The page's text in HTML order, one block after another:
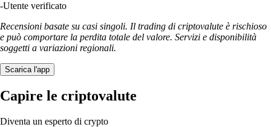
-Utente verificato
Recensioni basate su casi singoli. Il trading di criptovalute è rischioso
e può comportare la perdita totale del valore. Servizi e disponibilità
soggetti a variazioni regionali.
Scarica l'app
Capire le criptovalute
Diventa un esperto di crypto